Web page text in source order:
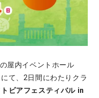
屋内イベントホール
て、2日間にわたりクラ
ビアフェスティバル in